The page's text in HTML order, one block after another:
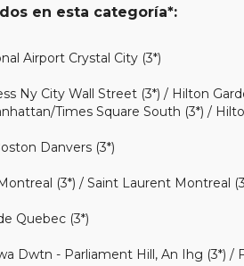
en esta categoría*:
Airport Crystal City (3*)
Ny City Wall Street (3*) / Hilton
Times Square South (3*) /
Danvers (3*)
(3*) / Saint Laurent Montreal
Quebec (3*)
Dwtn - Parliament Hill, An Ihg (3*) /